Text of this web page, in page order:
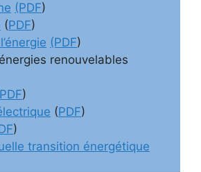
(PDF)
(PDF)
(PDF)
renouvelables
PDF)
(PDF)
)
transition énergétique